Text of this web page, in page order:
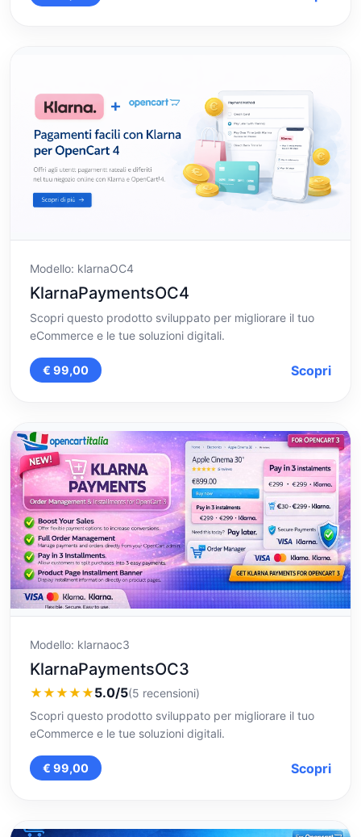
Modello: klarnaOC4
KlarnaPaymentsOC4
Scopri questo prodotto sviluppato per migliorare il tuo
eCommerce e le tue soluzioni digitali.
€ 99,00 Scopri
Modello: klarnaoc3
KlarnaPaymentsOC3
★★★★★5.0/5(5 recensioni)
Scopri questo prodotto sviluppato per migliorare il tuo
eCommerce e le tue soluzioni digitali.
€ 99,00 Scopri